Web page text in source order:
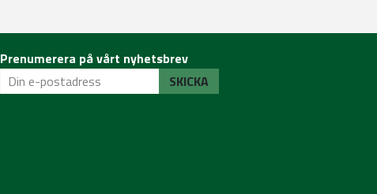
Prenumerera på vårt nyhetsbrev
SKICKA